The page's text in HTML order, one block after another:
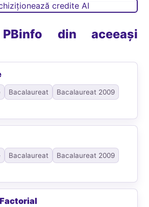
credite AI
din aceeași
Bacalaureat Bacalaureat 2009
Bacalaureat Bacalaureat 2009